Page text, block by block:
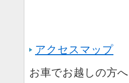
アクセスマップ
お車でお越しの方へ